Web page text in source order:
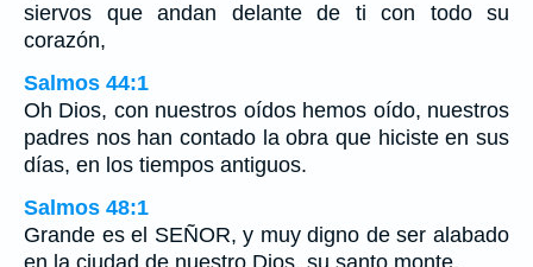
siervos que andan delante de ti con todo su
corazón,
Salmos 44:1
Oh Dios, con nuestros oídos hemos oído, nuestros
padres nos han contado la obra que hiciste en sus
días, en los tiempos antiguos.
Salmos 48:1
Grande es el SEÑOR, y muy digno de ser alabado